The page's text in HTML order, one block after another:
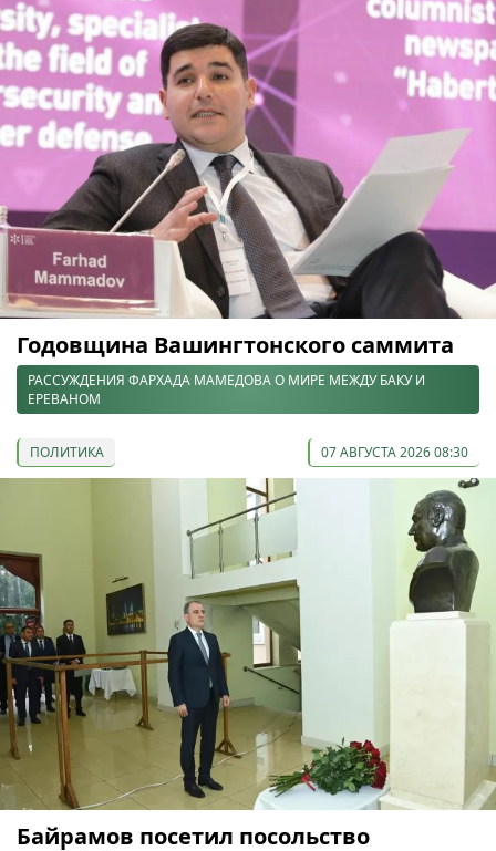
Годовщина Вашингтонского саммита
РАССУЖДЕНИЯ ФАРХАДА МАМЕДОВА О МИРЕ МЕЖДУ БАКУ И
ЕРЕВАНОМ
ПОЛИТИКА 07 АВГУСТА 2026 08:30
Байрамов посетил посольство